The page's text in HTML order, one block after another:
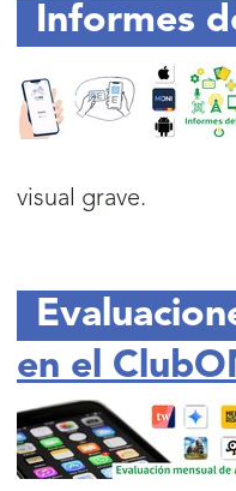
Informes
visual grave.
en el